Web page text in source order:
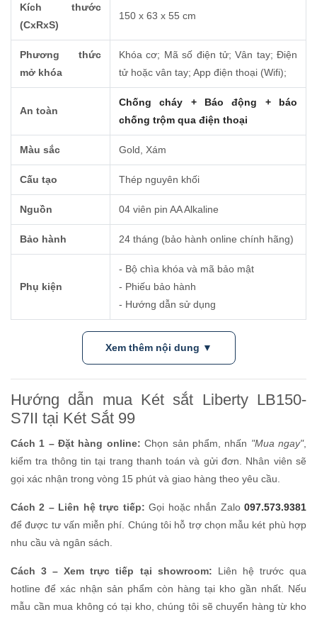
Kích thước
(CxRxS)
150 x 63 x 55 cm
Phương thức
mở khóa
Khóa cơ; Mã số điện tử; Vân tay; Điện
tử hoặc vân tay; App điện thoại (Wifi);
An toàn
Chống cháy + Báo động + báo
chống trộm qua điện thoại
Màu sắc Gold, Xám
Cấu tạo Thép nguyên khối
Nguồn 04 viên pin AA Alkaline
Bảo hành 24 tháng (bảo hành online chính hãng)
Phụ kiện
- Bộ chìa khóa và mã bảo mật
- Phiếu bảo hành
- Hướng dẫn sử dụng
Xem thêm nội dung ▼
Hướng dẫn mua Két sắt Liberty LB150-
S7II tại Két Sắt 99
Cách 1 – Đặt hàng online: Chọn sản phẩm, nhấn "Mua ngay",
kiểm tra thông tin tại trang thanh toán và gửi đơn. Nhân viên sẽ
gọi xác nhận trong vòng 15 phút và giao hàng theo yêu cầu.
Cách 2 – Liên hệ trực tiếp: Gọi hoặc nhắn Zalo097.573.9381
để được tư vấn miễn phí. Chúng tôi hỗ trợ chọn mẫu két phù hợp
nhu cầu và ngân sách.
Cách 3 – Xem trực tiếp tại showroom: Liên hệ trước qua
hotline để xác nhận sản phẩm còn hàng tại kho gần nhất. Nếu
mẫu cần mua không có tại kho, chúng tôi sẽ chuyển hàng từ kho